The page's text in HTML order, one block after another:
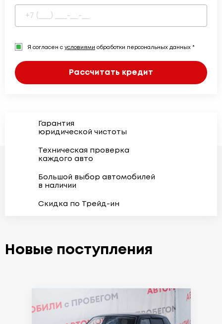
Я согласен с условиями обработки персональных данных *
Рассчитать кредит
Гарантия
юридической чистоты
Техническая проверка
каждого авто
Большой выбор автомобилей
в наличии
Скидка по Трейд-ин
Новые поступления